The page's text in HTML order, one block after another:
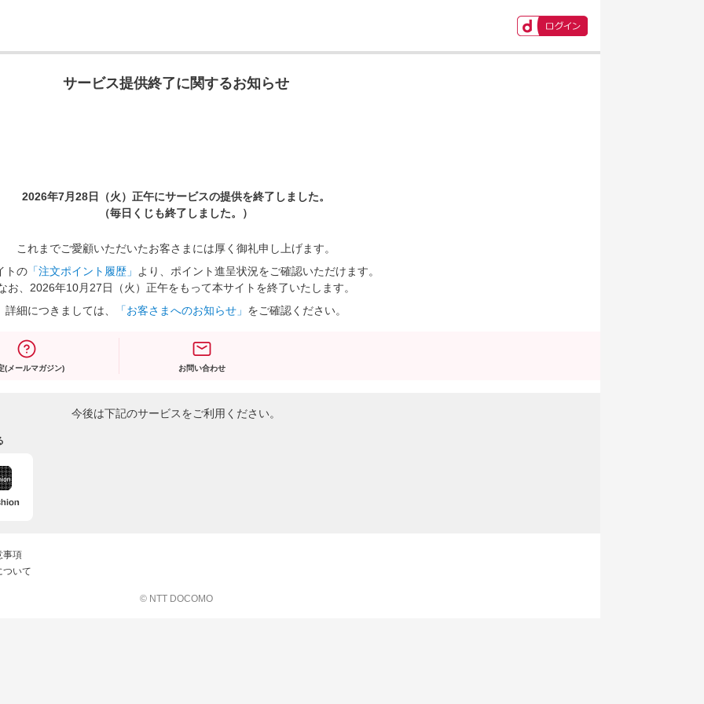
サービス提供終了に関するお知らせ
2026年7月28日（火）正午にサービスの提供を終了しました。
（毎日くじも終了しました。）
これまでご愛顧いただいたお客さまには厚く御礼申し上げます。
トの 「注文ポイント履歴」
より、ポイント進呈状況をご確認いただけます。
お、2026年10月27日（火）正午をもって本サイトを終了いたします。
詳細につきましては、
「お客さまへのお知らせ」 をご確認ください。
(メールマガジン) お問い合わせ
今後は下記のサービスをご利用ください。
事項
ついて
© NTT DOCOMO